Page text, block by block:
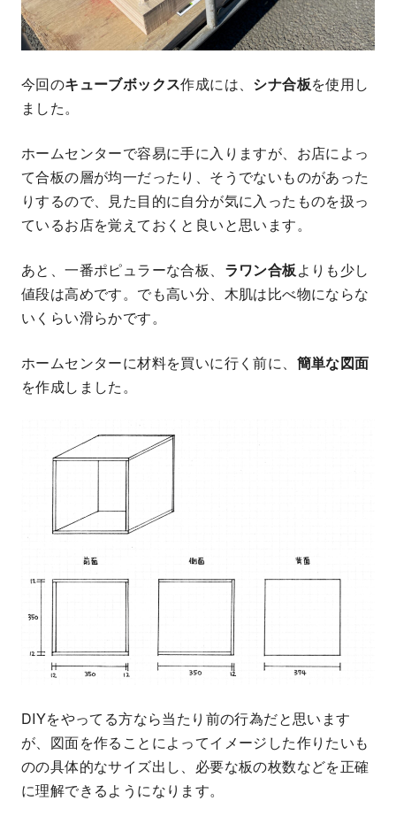
今回のキューブボックス作成には、 シナ合板を使用し
ました。
ホームセンターで容易に手に入りますが、お店によっ
て合板の層が均一だったり、そうでないものがあった
りするので、見た目的に自分が気に入ったものを扱っ
ているお店を覚えておくと良いと思います。
あと、一番ポピュラーな合板、 ラワン合板よりも少し
値段は高めです。でも高い分、木肌は比べ物にならな
いくらい滑らかです。
ホームセンターに材料を買いに行く前に、 簡単な図面
を作成しました。
DIYをやってる方なら当たり前の行為だと思います
が、図面を作ることによってイメージした作りたいも
のの具体的なサイズ出し、必要な板の枚数などを正確
に理解できるようになります。